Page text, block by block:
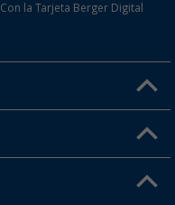
Con la Tarjeta Berger Digital